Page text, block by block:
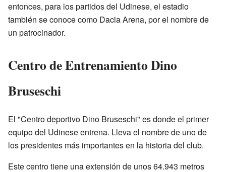
entonces, para los partidos del Udinese, el estadio
también se conoce como Dacia Arena, por el nombre de
un patrocinador.
Centro de Entrenamiento Dino
Bruseschi
El "Centro deportivo Dino Bruseschi" es donde el primer
equipo del Udinese entrena. Lleva el nombre de uno de
los presidentes más importantes en la historia del club.
Este centro tiene una extensión de unos 64.943 metros